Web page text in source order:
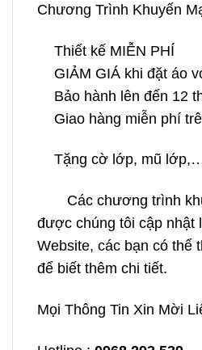
Chương Trình Khuyến
Thiết kế MIỄN PHÍ
GIẢM GIÁ khi đặt áo
Bảo hành lên đến 12
Giao hàng miễn phí
Tặng cờ lớp, mũ
Các chương trình
được chúng tôi cập nhật
Website, các bạn có thể
để biết thêm chi tiết.
Mọi Thông Tin Xin Mời